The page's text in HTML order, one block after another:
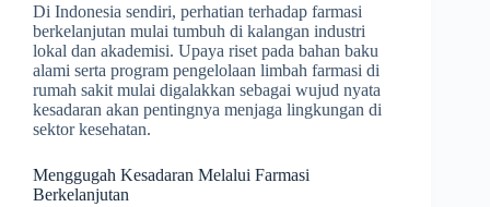
Di Indonesia sendiri, perhatian terhadap farmasi
berkelanjutan mulai tumbuh di kalangan industri
lokal dan akademisi. Upaya riset pada bahan baku
alami serta program pengelolaan limbah farmasi di
rumah sakit mulai digalakkan sebagai wujud nyata
kesadaran akan pentingnya menjaga lingkungan di
sektor kesehatan.
Menggugah Kesadaran Melalui Farmasi
Berkelanjutan